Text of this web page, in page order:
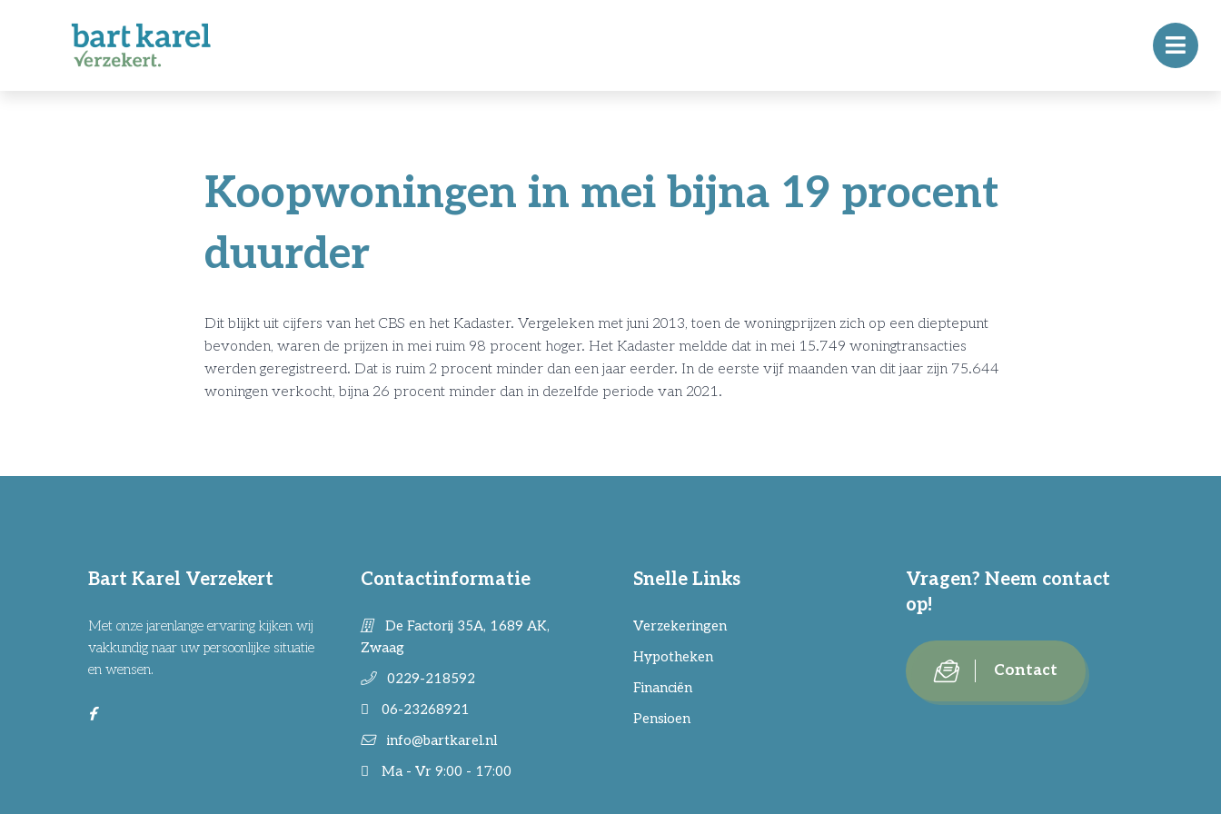
Koopwoningen in mei bijna 19 procent
duurder
Dit blijkt uit cijfers van het CBS en het Kadaster. Vergeleken met juni 2013, toen de woningprijzen zich op een dieptepunt
bevonden, waren de prijzen in mei ruim 98 procent hoger. Het Kadaster meldde dat in mei 15.749 woningtransacties
werden geregistreerd. Dat is ruim 2 procent minder dan een jaar eerder. In de eerste vijf maanden van dit jaar zijn 75.644
woningen verkocht, bijna 26 procent minder dan in dezelfde periode van 2021.
Bart Karel Verzekert
Met onze jarenlange ervaring kijken wij
vakkundig naar uw persoonlijke situatie
en wensen.
Contactinformatie
De Factorij 35A, 1689 AK,
Zwaag
0229-218592
06-23268921
info@bartkarel.nl
Ma - Vr 9:00 - 17:00
Snelle Links
Verzekeringen
Hypotheken
Financiën
Pensioen
Vragen? Neem contact
op!
Contact